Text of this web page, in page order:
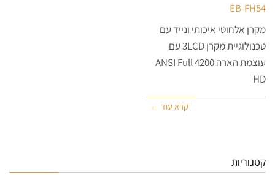
EB-FH54
מקרן אלחוטי איכותי ונייד עם
טכנולוגיית מקרן 3LCD עם
עוצמת הארה 4200 ANSI Full
HD
קרא עוד ←
קטגוריות